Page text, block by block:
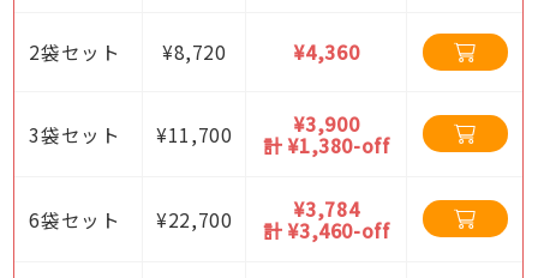
2袋セット ¥8,720 ¥4,360
3袋セット ¥11,700
¥3,900
計 ¥1,380-off
6袋セット ¥22,700
¥3,784
計 ¥3,460-off